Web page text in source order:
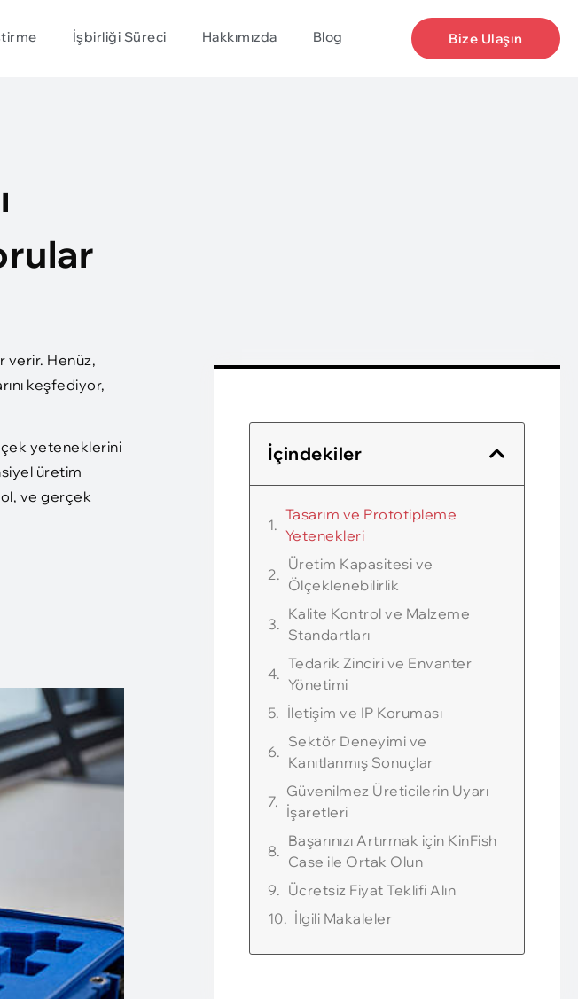
İşbirliği Süreci Hakkımızda Blog Bize Ulaşın
verir. Henüz,
keşfediyor,
yeteneklerini
üretim
ve gerçek
İçindekiler
Tasarım ve Prototipleme
Yetenekleri
Üretim Kapasitesi ve
Ölçeklenebilirlik
Kalite Kontrol ve Malzeme
Standartları
Tedarik Zinciri ve Envanter
Yönetimi
İletişim ve IP Koruması
Sektör Deneyimi ve
Kanıtlanmış Sonuçlar
Güvenilmez Üreticilerin Uyarı
İşaretleri
Başarınızı Artırmak için KinFish
Case ile Ortak Olun
Ücretsiz Fiyat Teklifi Alın
İlgili Makaleler